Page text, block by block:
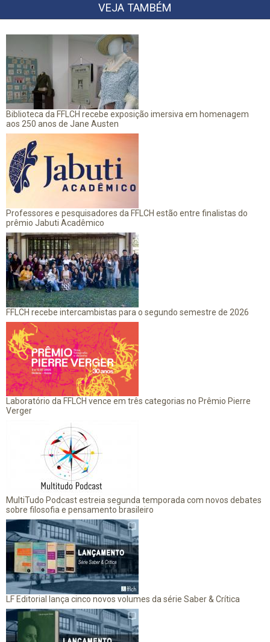
VEJA TAMBÉM
Biblioteca da FFLCH recebe exposição imersiva em homenagem
aos 250 anos de Jane Austen
Professores e pesquisadores da FFLCH estão entre finalistas do
prêmio Jabuti Acadêmico
FFLCH recebe intercambistas para o segundo semestre de 2026
Laboratório da FFLCH vence em três categorias no Prêmio Pierre
Verger
MultiTudo Podcast estreia segunda temporada com novos debates
sobre filosofia e pensamento brasileiro
LF Editorial lança cinco novos volumes da série Saber & Crítica